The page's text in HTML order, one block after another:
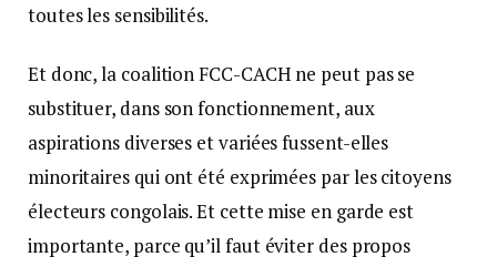
toutes les sensibilités.
Et donc, la coalition FCC-CACH ne peut pas se
substituer, dans son fonctionnement, aux
aspirations diverses et variées fussent-elles
minoritaires qui ont été exprimées par les citoyens
électeurs congolais. Et cette mise en garde est
importante, parce qu’il faut éviter des propos